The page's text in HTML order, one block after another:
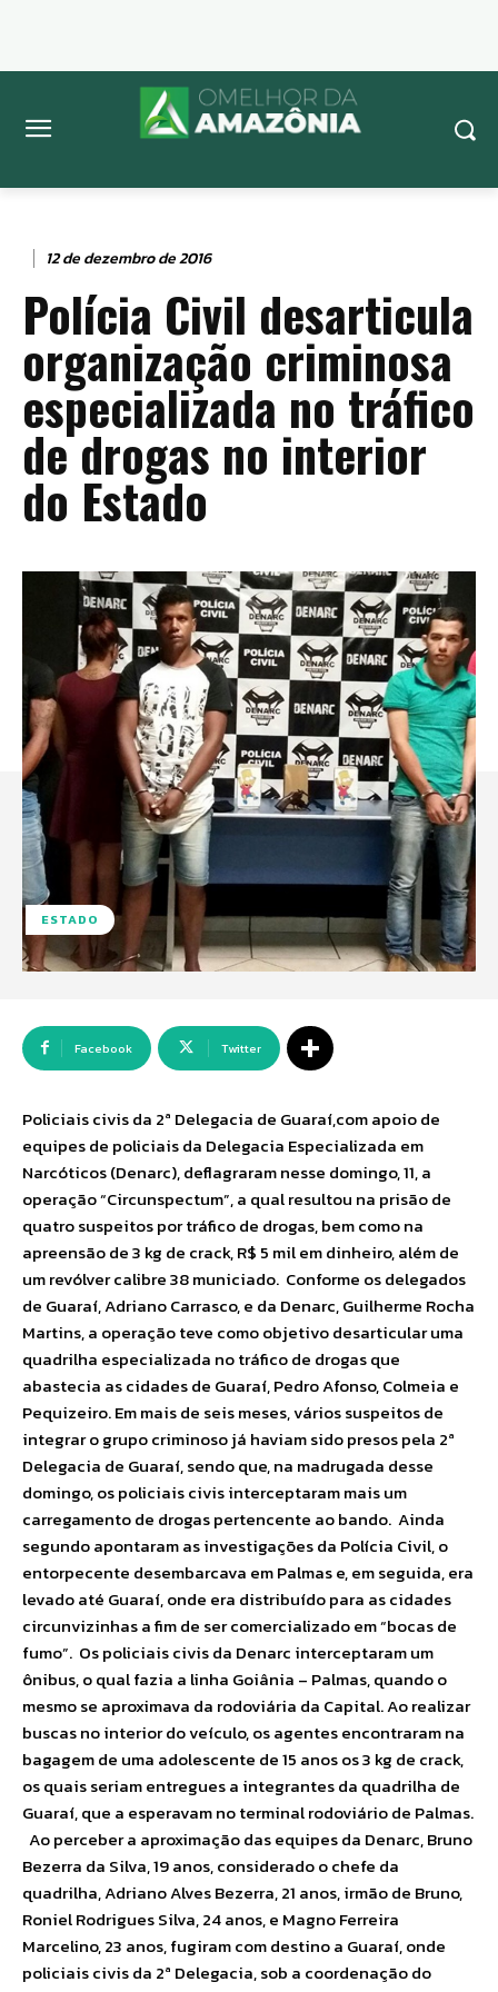
12 de dezembro de 2016
Polícia Civil desarticula
organização criminosa
especializada no tráfico
de drogas no interior
do Estado
ESTADO
Facebook Twitter
Policiais civis da 2ª Delegacia de Guaraí,com apoio de
equipes de policiais da Delegacia Especializada em
Narcóticos (Denarc), deflagraram nesse domingo, 11, a
operação “Circunspectum”, a qual resultou na prisão de
quatro suspeitos por tráfico de drogas, bem como na
apreensão de 3 kg de crack, R$ 5 mil em dinheiro, além de
um revólver calibre 38 municiado. Conforme os delegados
de Guaraí, Adriano Carrasco, e da Denarc, Guilherme Rocha
Martins, a operação teve como objetivo desarticular uma
quadrilha especializada no tráfico de drogas que
abastecia as cidades de Guaraí, Pedro Afonso, Colmeia e
Pequizeiro. Em mais de seis meses, vários suspeitos de
integrar o grupo criminoso já haviam sido presos pela 2ª
Delegacia de Guaraí, sendo que, na madrugada desse
domingo, os policiais civis interceptaram mais um
carregamento de drogas pertencente ao bando. Ainda
segundo apontaram as investigações da Polícia Civil, o
entorpecente desembarcava em Palmas e, em seguida, era
levado até Guaraí, onde era distribuído para as cidades
circunvizinhas a fim de ser comercializado em “bocas de
fumo”. Os policiais civis da Denarc interceptaram um
ônibus, o qual fazia a linha Goiânia – Palmas, quando o
mesmo se aproximava da rodoviária da Capital. Ao realizar
buscas no interior do veículo, os agentes encontraram na
bagagem de uma adolescente de 15 anos os 3 kg de crack,
os quais seriam entregues a integrantes da quadrilha de
Guaraí, que a esperavam no terminal rodoviário de Palmas.
Ao perceber a aproximação das equipes da Denarc, Bruno
Bezerra da Silva, 19 anos, considerado o chefe da
quadrilha, Adriano Alves Bezerra, 21 anos, irmão de Bruno,
Roniel Rodrigues Silva, 24 anos, e Magno Ferreira
Marcelino, 23 anos, fugiram com destino a Guaraí, onde
policiais civis da 2ª Delegacia, sob a coordenação do